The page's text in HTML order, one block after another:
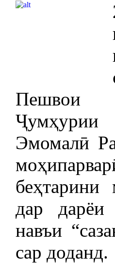
Пешвои
Эмомалӣ
дар
навъи
сар доданд.